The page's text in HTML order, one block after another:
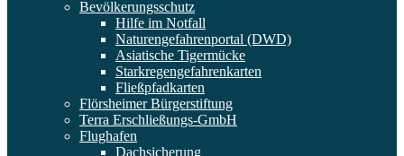
Bevölkerungsschutz
Hilfe im Notfall
Naturengefahrenportal (DWD)
Asiatische Tigermücke
Starkregengefahrenkarten
Fließpfadkarten
Flörsheimer Bürgerstiftung
Terra Erschließungs-GmbH
Flughafen
Dachsicherung